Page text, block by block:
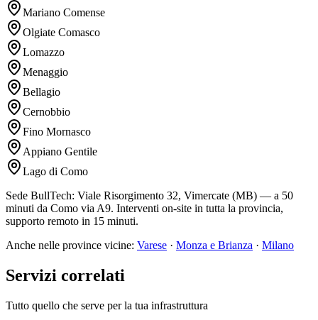
Mariano Comense
Olgiate Comasco
Lomazzo
Menaggio
Bellagio
Cernobbio
Fino Mornasco
Appiano Gentile
Lago di Como
Sede BullTech: Viale Risorgimento 32, Vimercate (MB) — a 50
minuti da Como via A9. Interventi on-site in tutta la provincia,
supporto remoto in 15 minuti.
Anche nelle province vicine: Varese · Monza e Brianza · Milano
Servizi correlati
Tutto quello che serve per la tua infrastruttura